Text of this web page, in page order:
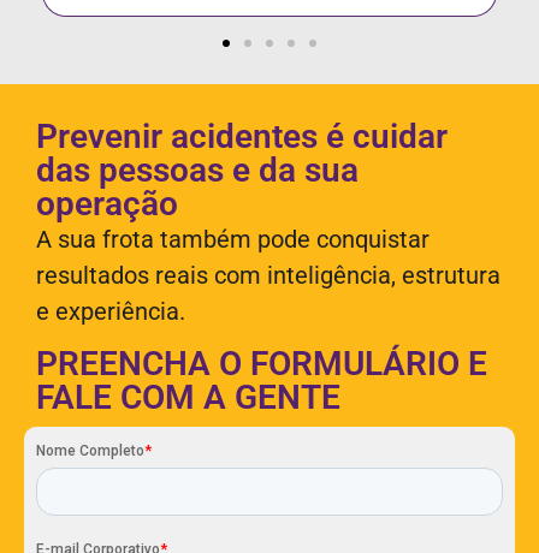
Prevenir acidentes é cuidar
das pessoas e da sua
operação
A sua frota também pode conquistar
resultados reais com inteligência, estrutura
e experiência.
PREENCHA O FORMULÁRIO E
FALE COM A GENTE